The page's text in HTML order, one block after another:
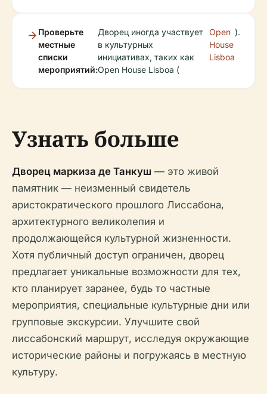
Проверьте
местные
списки
мероприятий:
Дворец иногда участвует
в культурных
инициативах, таких как
Open House Lisboa (
Open
House
Lisboa
).
Узнать больше
Дворец маркиза де Танкуш — это живой
памятник — неизменный свидетель
аристократического прошлого Лиссабона,
архитектурного великолепия и
продолжающейся культурной жизненности.
Хотя публичный доступ ограничен, дворец
предлагает уникальные возможности для тех,
кто планирует заранее, будь то частные
мероприятия, специальные культурные дни или
групповые экскурсии. Улучшите свой
лиссабонский маршрут, исследуя окружающие
исторические районы и погружаясь в местную
культуру.